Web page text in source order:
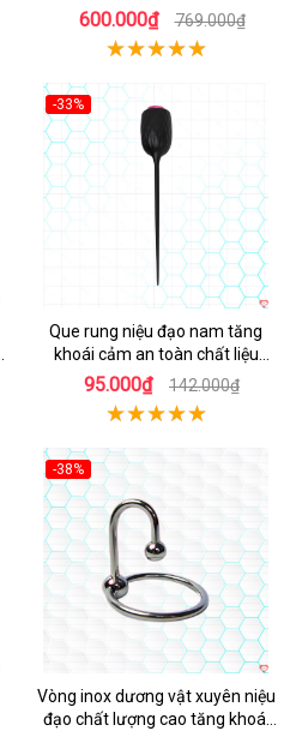
600.000₫ 769.000₫
-33%
Que rung niệu đạo nam tăng
khoái cảm an toàn chất liệu
mềm mại
95.000₫ 142.000₫
-38%
Vòng inox dương vật xuyên niệu
đạo chất lượng cao tăng khoái